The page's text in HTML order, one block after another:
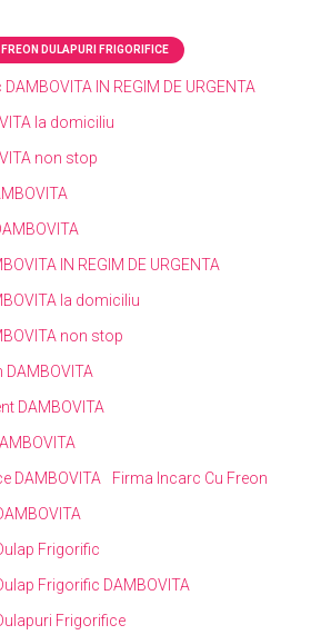
FREON DULAPURI FRIGORIFICE
IN REGIM DE URGENTA
la domiciliu
non stop
IN REGIM DE URGENTA
la domiciliu
non stop
DAMBOVITA
DAMBOVITA
Firma Incarc Cu Freon
Frigorific
Frigorific DAMBOVITA
Frigorifice